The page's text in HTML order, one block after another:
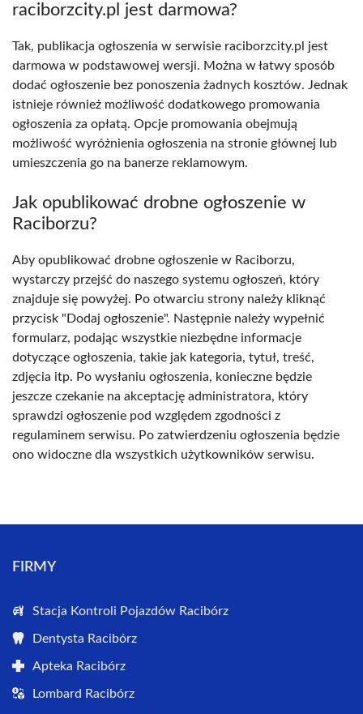
raciborzcity.pl jest darmowa?
Tak, publikacja ogłoszenia w serwisie raciborzcity.pl jest
darmowa w podstawowej wersji. Można w łatwy sposób
dodać ogłoszenie bez ponoszenia żadnych kosztów. Jednak
istnieje również możliwość dodatkowego promowania
ogłoszenia za opłatą. Opcje promowania obejmują
możliwość wyróżnienia ogłoszenia na stronie głównej lub
umieszczenia go na banerze reklamowym.
Jak opublikować drobne ogłoszenie w
Raciborzu?
Aby opublikować drobne ogłoszenie w Raciborzu,
wystarczy przejść do naszego systemu ogłoszeń, który
znajduje się powyżej. Po otwarciu strony należy kliknąć
przycisk "Dodaj ogłoszenie". Następnie należy wypełnić
formularz, podając wszystkie niezbędne informacje
dotyczące ogłoszenia, takie jak kategoria, tytuł, treść,
zdjęcia itp. Po wysłaniu ogłoszenia, konieczne będzie
jeszcze czekanie na akceptację administratora, który
sprawdzi ogłoszenie pod względem zgodności z
regulaminem serwisu. Po zatwierdzeniu ogłoszenia będzie
ono widoczne dla wszystkich użytkowników serwisu.
FIRMY
Stacja Kontroli Pojazdów Racibórz
Dentysta Racibórz
Apteka Racibórz
Lombard Racibórz